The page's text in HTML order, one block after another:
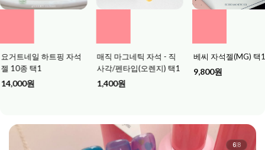
일 하트핑 자석
택1
매직 마그네틱 자석 - 직
사각/펜타입(오렌지) 택1
1,400원
베씨 자석젤(MG) 택1
9,800원
6 8